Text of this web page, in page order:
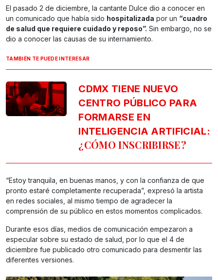
El pasado 2 de diciembre, la cantante Dulce dio a conocer en
un comunicado que había sido hospitalizada por un “cuadro
de salud que requiere cuidado y reposo”. Sin embargo, no se
dio a conocer las causas de su internamiento.
TAMBIÉN TE PUEDE INTERESAR
CDMX TIENE NUEVO
CENTRO PÚBLICO PARA
FORMARSE EN
INTELIGENCIA ARTIFICIAL:
¿CÓMO INSCRIBIRSE?
“Estoy tranquila, en buenas manos, y con la confianza de que
pronto estaré completamente recuperada”, expresó la artista
en redes sociales, al mismo tiempo de agradecer la
comprensión de su público en estos momentos complicados.
Durante esos días, medios de comunicación empezaron a
especular sobre su estado de salud, por lo que el 4 de
diciembre fue publicado otro comunicado para desmentir las
diferentes versiones.